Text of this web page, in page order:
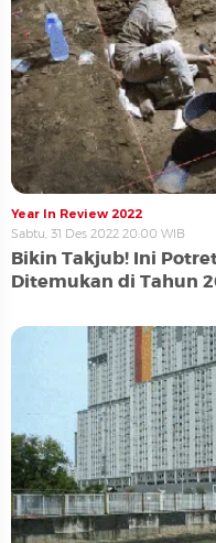
Year In Review 2022
Sabtu, 31 Des 2022 20:00 WIB
Bikin Takjub! Ini
Ditemukan di Tahun